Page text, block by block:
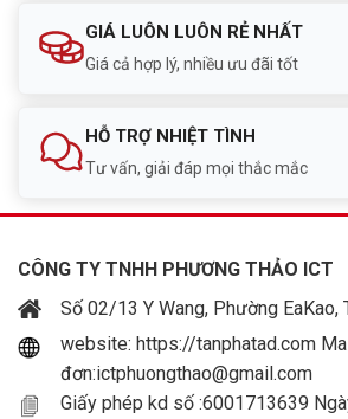
GIÁ LUÔN LUÔN RẺ NHẤT
Giá cả hợp lý, nhiều ưu đãi tốt
HỖ TRỢ NHIỆT TÌNH
Tư vấn, giải đáp mọi thắc mắc
CÔNG TY TNHH PHƯƠNG THẢO ICT
Số 02/13 Y Wang, Phường EaKao,
website: https://tanphatad.com
đơn:ictphuongthao@gmail.com
Giấy phép kd số :6001713639